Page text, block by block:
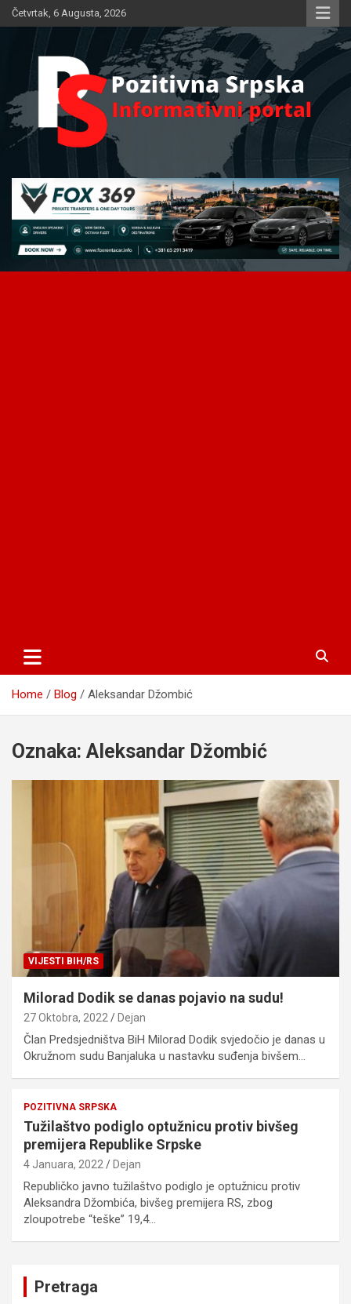
Skip
to
Četvrtak, 6 Augusta, 2026
Pozitivna Srpska
Home Blog Aleksandar Džombić
Oznaka: Aleksandar Džombić
VIJESTI BIH/RS
Milorad Dodik se danas pojavio na sudu!
27 Oktobra, 2022 Dejan
Član Predsjedništva BiH Milorad Dodik svjedočio je danas u
Okružnom sudu Banjaluka u nastavku suđenja bivšem…
POZITIVNA SRPSKA
Tužilaštvo podiglo optužnicu protiv bivšeg
premijera Republike Srpske
4 Januara, 2022 Dejan
Republičko javno tužilaštvo podiglo je optužnicu protiv
Aleksandra Džombića, bivšeg premijera RS, zbog
zloupotrebe “teške” 19,4…
Pretraga